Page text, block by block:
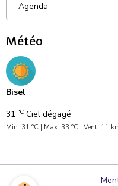
Agenda
Météo
Bisel
31 °C Ciel dégagé
Min: 31 °C | Max: 33 °C | Vent: 11